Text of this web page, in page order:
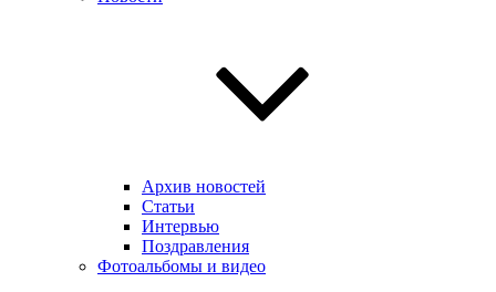
Архив новостей
Статьи
Интервью
Поздравления
Фотоальбомы и видео